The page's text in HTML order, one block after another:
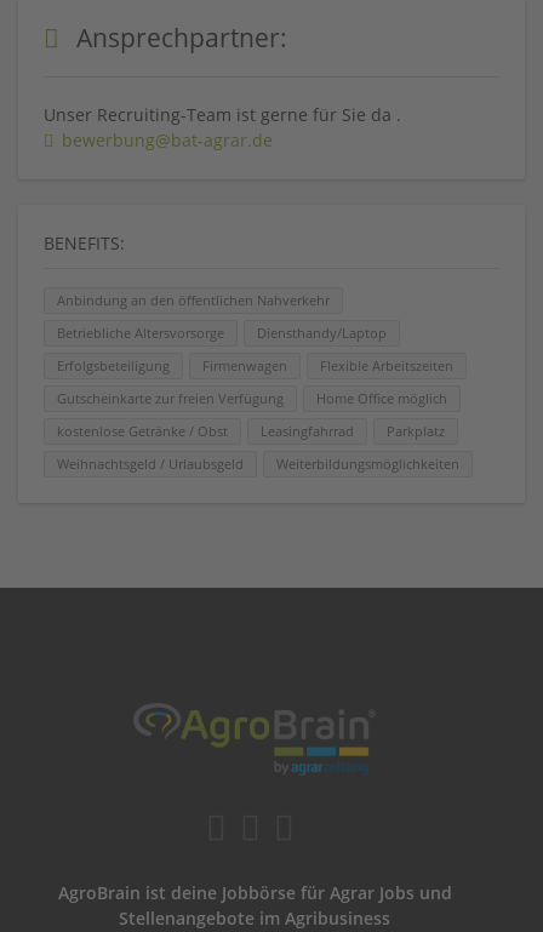
Ansprechpartner:
Unser Recruiting-Team ist gerne für Sie da .
bewerbung@bat-agrar.de
BENEFITS:
Anbindung an den öffentlichen Nahverkehr
Betriebliche Altersvorsorge
Diensthandy/Laptop
Erfolgsbeteiligung
Firmenwagen
Flexible Arbeitszeiten
Gutscheinkarte zur freien Verfügung
Home Office möglich
kostenlose Getränke / Obst
Leasingfahrrad
Parkplatz
Weihnachtsgeld / Urlaubsgeld
Weiterbildungsmöglichkeiten
AgroBrain ist deine Jobbörse für Agrar Jobs und
Stellenangebote im Agribusiness